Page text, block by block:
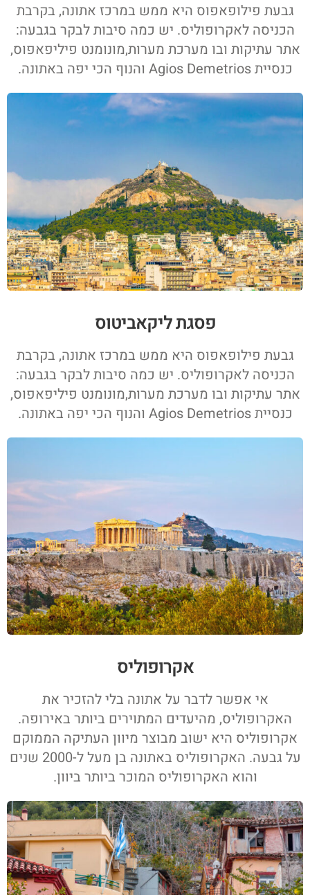
גבעת פילופאפוס היא ממש במרכז אתונה, בקרבת
הכניסה לאקרופוליס. יש כמה סיבות לבקר בגבעה:
אתר עתיקות ובו מערכת מערות,מונומנט פיליפאפוס,
כנסיית Agios Demetrios והנוף הכי יפה באתונה.
פסגת ליקאביטוס
גבעת פילופאפוס היא ממש במרכז אתונה, בקרבת
הכניסה לאקרופוליס. יש כמה סיבות לבקר בגבעה:
אתר עתיקות ובו מערכת מערות,מונומנט פיליפאפוס,
כנסיית Agios Demetrios והנוף הכי יפה באתונה.
אקרופוליס
אי אפשר לדבר על אתונה בלי להזכיר את
האקרופוליס, מהיעדים המתוירים ביותר באירופה.
אקרופוליס היא ישוב מבוצר מיוון העתיקה הממוקם
על גבעה. האקרופוליס באתונה בן מעל ל-2000 שנים
והוא האקרופוליס המוכר ביותר ביוון.